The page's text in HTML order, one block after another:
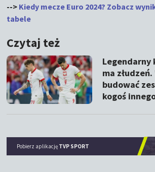
--> Kiedy mecze Euro 2024? Zobacz
tabele
Czytaj też
ma
budować
kogoś
Pobierz aplikację TVP SPORT